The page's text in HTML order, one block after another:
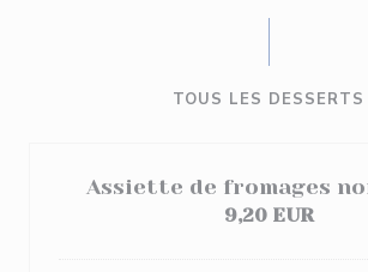
TOUS LES DESSERTS
Assiette de fromages
9,20 EUR